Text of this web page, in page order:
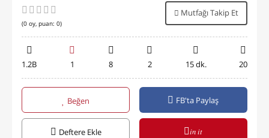
(0 oy, puan: 0)
Mutfağı Takip Et
1.2B 1 8 2 15 dk. 20
Beğen FB'ta Paylaş
Deftere Ekle in it